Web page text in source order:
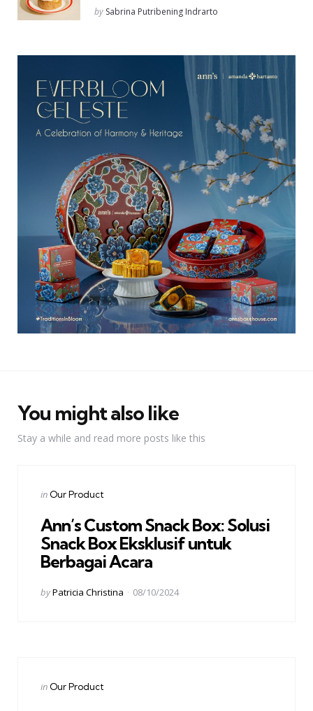
Posted
by Sabrina Putribening Indrarto
You might also like
Stay a while and read more posts like this
Categories
Posted
in Our Product
Ann’s Custom Snack Box: Solusi
Snack Box Eksklusif untuk
Berbagai Acara
Posted
byPatricia Christina 08/10/2024
Categories
Posted
in Our Product